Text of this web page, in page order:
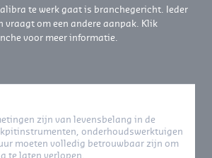
te werk gaat is branchegericht. Ieder
vraagt om een andere aanpak. Klik
voor meer informatie.
zijn van levensbelang in de
onderhoudswerktuigen
moeten volledig betrouwbaar zijn om
te laten verlopen.